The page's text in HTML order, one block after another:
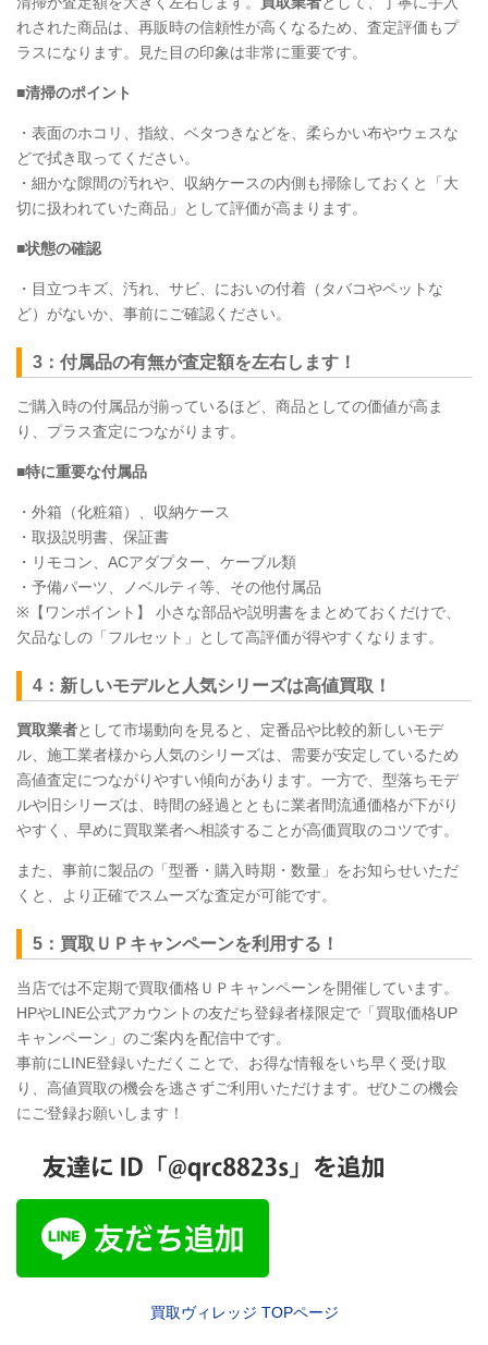
れされた商品は、再販時の信頼性が高くなるため、査定評価もプ
ラスになります。見た目の印象は非常に重要です。
■清掃のポイント
・表面のホコリ、指紋、ベタつきなどを、柔らかい布やウェスな
どで拭き取ってください。
・細かな隙間の汚れや、収納ケースの内側も掃除しておくと「大
切に扱われていた商品」として評価が高まります。
■状態の確認
・目立つキズ、汚れ、サビ、においの付着（タバコやペットな
ど）がないか、事前にご確認ください。
3：付属品の有無が査定額を左右します！
ご購入時の付属品が揃っているほど、商品としての価値が高ま
り、プラス査定につながります。
■特に重要な付属品
・外箱（化粧箱）、収納ケース
・取扱説明書、保証書
・リモコン、ACアダプター、ケーブル類
・予備パーツ、ノベルティ等、その他付属品
※【ワンポイント】 小さな部品や説明書をまとめておくだけで、
欠品なしの「フルセット」として高評価が得やすくなります。
4：新しいモデルと人気シリーズは高値買取！
買取業者として市場動向を見ると、定番品や比較的新しいモデ
ル、施工業者様から人気のシリーズは、需要が安定しているため
高値査定につながりやすい傾向があります。一方で、型落ちモデ
ルや旧シリーズは、時間の経過とともに業者間流通価格が下がり
やすく、早めに買取業者へ相談することが高価買取のコツです。
また、事前に製品の「型番・購入時期・数量」をお知らせいただ
くと、より正確でスムーズな査定が可能です。
5：買取ＵＰキャンペーンを利用する！
当店では不定期で買取価格ＵＰキャンペーンを開催しています。
HPやLINE公式アカウントの友だち登録者様限定で「買取価格UP
キャンペーン」のご案内を配信中です。
事前にLINE登録いただくことで、お得な情報をいち早く受け取
り、高値買取の機会を逃さずご利用いただけます。ぜひこの機会
にご登録お願いします！
買取ヴィレッジ TOPページ